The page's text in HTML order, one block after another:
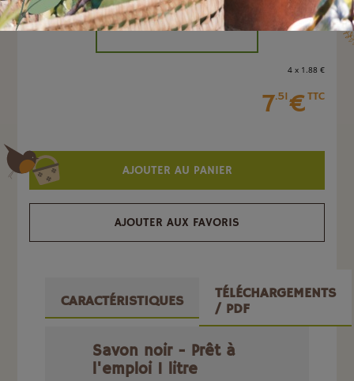
-
4 x 1 .88 €
7.51€TTC
AJOUTER AU PANIER
AJOUTER AUX FAVORIS
CARACTÉRISTIQUES
TÉLÉCHARGEMENTS
/ PDF
Savon noir - Prêt à
l'emploi 1 litre